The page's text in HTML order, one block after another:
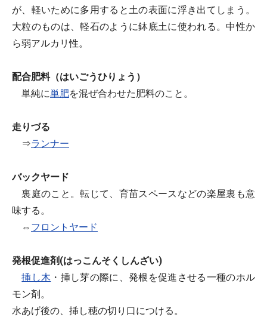
が、軽いために多用すると土の表面に浮き出てしまう。
大粒のものは、軽石のように鉢底土に使われる。中性か
ら弱アルカリ性。
配合肥料（はいごうひりょう）
単純に単肥を混ぜ合わせた肥料のこと。
走りづる
⇒ランナー
バックヤード
裏庭のこと。転じて、育苗スペースなどの楽屋裏も意
味する。
⇔ フロントヤード
発根促進剤(はっこんそくしんざい)
挿し木 ・挿し芽の際に、発根を促進させる一種のホル
モン剤。
水あげ後の、挿し穂の切り口につける。